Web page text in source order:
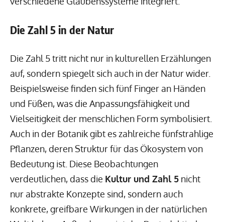
Die Zahl 5 in der Natur
Die Zahl 5 tritt nicht nur in kulturellen Erzählungen
auf, sondern spiegelt sich auch in der Natur wider.
Beispielsweise finden sich fünf Finger an Händen
und Füßen, was die Anpassungsfähigkeit und
Vielseitigkeit der menschlichen Form symbolisiert.
Auch in der Botanik gibt es zahlreiche fünfstrahlige
Pflanzen, deren Struktur für das Ökosystem von
Bedeutung ist. Diese Beobachtungen
verdeutlichen, dass die Kultur und Zahl 5 nicht
nur abstrakte Konzepte sind, sondern auch
konkrete, greifbare Wirkungen in der natürlichen